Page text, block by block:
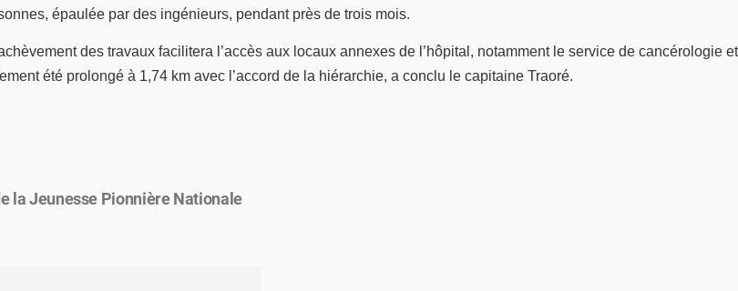
épaulée par des ingénieurs, pendant près de trois mois.
des travaux facilitera l’accès aux locaux annexes de l’hôpital, notamment le service de cancérologie et
été prolongé à 1,74 km avec l’accord de la hiérarchie, a conclu le capitaine Traoré.
la Jeunesse Pionnière Nationale